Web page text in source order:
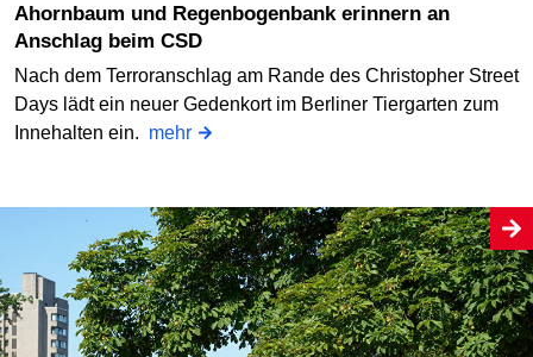
Ahornbaum und Regenbogenbank erinnern an
Anschlag beim CSD
Nach dem Terroranschlag am Rande des Christopher Street
Days lädt ein neuer Gedenkort im Berliner Tiergarten zum
Innehalten ein. mehr